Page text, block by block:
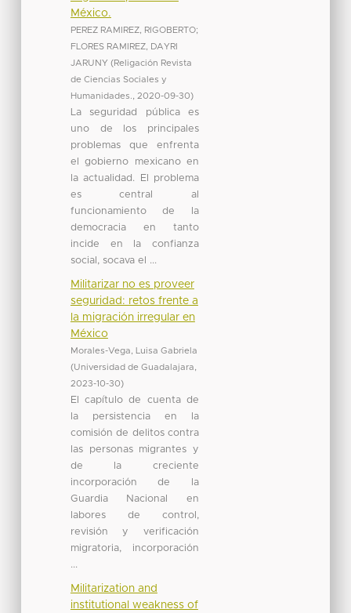
México.
PEREZ RAMIREZ, RIGOBERTO;
FLORES RAMIREZ, DAYRI
JARUNY (Religación Revista
de Ciencias Sociales y
Humanidades.
2020-09-30)
La seguridad pública es
uno de los principales
problemas que enfrenta
el gobierno mexicano en
la actualidad. El problema
es central al
funcionamiento de la
democracia en tanto
incide en la confianza
social, socava el ...
Militarizar no es proveer
seguridad: retos frente a
la migración irregular en
México
Morales-Vega, Luisa Gabriela
(Universidad de Guadalajara
2023-10-30)
El capítulo de cuenta de
la persistencia en la
comisión de delitos contra
las personas migrantes y
de la creciente
incorporación de la
Guardia Nacional en
labores de control,
revisión y verificación
migratoria, incorporación
...
Militarization and
institutional weakness of